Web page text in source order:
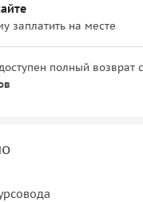
заплатить на месте
полный возврат